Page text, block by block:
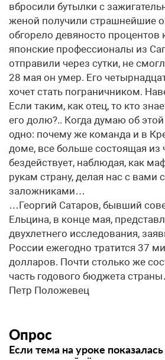
вбросили бутылки с
женой получили страшнейшие
обгорело девяносто
японские профессионалы из
отправили через сутки, не
28 мая он умер. Его
хочет стать пограничником.
Если таким, как отец, то кто
его долю?.. Когда думаю об
одно: почему же команда и в
доме, все больше состоящая из
бездействует, наблюдая, как
рукам страну, делая нас с вами
заложниками…
…Георгий Сатаров, бывший
Ельцина, в конце мая,
двухлетнего исследования,
России ежегодно тратится 37
долларов. Почти столько же
часть годового бюджета
Петр Положевец
Опрос
Если тема на уроке